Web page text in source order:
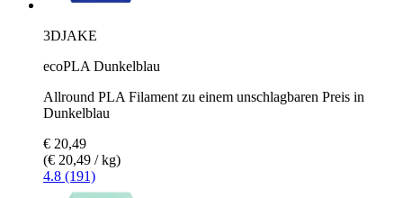
3DJAKE
ecoPLA Dunkelblau
Allround PLA Filament zu einem unschlagbaren Preis in
Dunkelblau
€ 20,49
(€ 20,49 / kg)
4.8 (191)